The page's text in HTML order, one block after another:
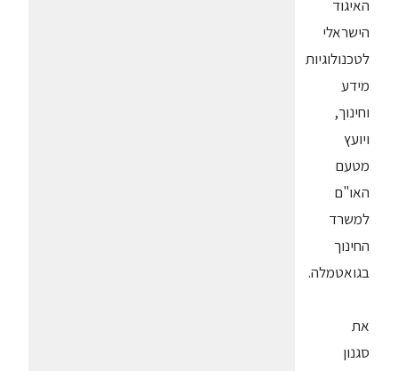
האיגוד
הישראלי
לטכנולוגיות
מידע
וחינוך,
ויועץ
מטעם
האו"ם
למשרד
החינוך
בגואטמלה.
את
סגנון